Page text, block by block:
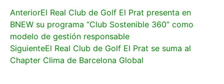
AnteriorEl Real Club de Golf El Prat presenta en
BNEW su programa “Club Sostenible 360” como
modelo de gestión responsable
SiguienteEl Real Club de Golf El Prat se suma al
Chapter Clima de Barcelona Global